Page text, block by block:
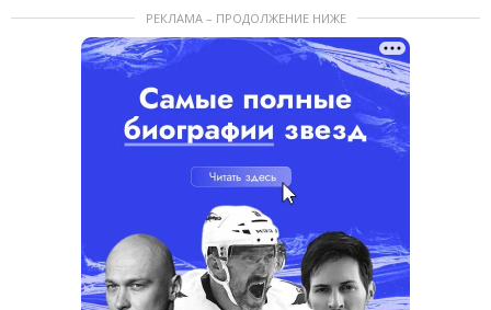
РЕКЛАМА – ПРОДОЛЖЕНИЕ НИЖЕ